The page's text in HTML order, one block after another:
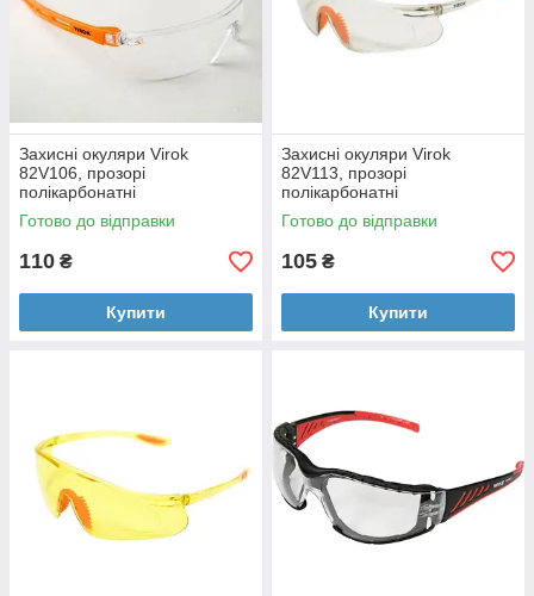
Захисні окуляри Virok
82V106, прозорі
полікарбонатні
Готово до відправки
110 ₴
Купити
Захисні окуляри Virok
82V113, прозорі
полікарбонатні
Готово до відправки
105 ₴
Купити